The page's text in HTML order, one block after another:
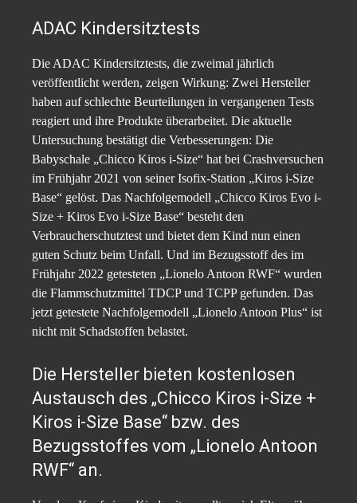
ADAC Kindersitztests
Die ADAC Kindersitztests, die zweimal jährlich
veröffentlicht werden, zeigen Wirkung: Zwei Hersteller
haben auf schlechte Beurteilungen in vergangenen Tests
reagiert und ihre Produkte überarbeitet. Die aktuelle
Untersuchung bestätigt die Verbesserungen: Die
Babyschale „Chicco Kiros i-Size“ hat bei Crashversuchen
im Frühjahr 2021 von seiner Isofix-Station „Kiros i-Size
Base“ gelöst. Das Nachfolgemodell „Chicco Kiros Evo i-
Size + Kiros Evo i-Size Base“ besteht den
Verbraucherschutztest und bietet dem Kind nun einen
guten Schutz beim Unfall. Und im Bezugsstoff des im
Frühjahr 2022 getesteten „Lionelo Antoon RWF“ wurden
die Flammschutzmittel TDCP und TCPP gefunden. Das
jetzt getestete Nachfolgemodell „Lionelo Antoon Plus“ ist
nicht mit Schadstoffen belastet.
Die Hersteller bieten kostenlosen
Austausch des „Chicco Kiros i-Size +
Kiros i-Size Base“ bzw. des
Bezugsstoffes vom „Lionelo Antoon
RWF“ an.